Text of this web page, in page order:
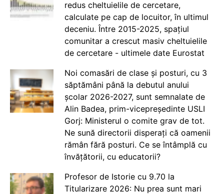
redus cheltuielile de cercetare,
calculate pe cap de locuitor, în ultimul
deceniu. Între 2015-2025, spațiul
comunitar a crescut masiv cheltuielile
de cercetare - ultimele date Eurostat
Noi comasări de clase și posturi, cu 3
săptămâni până la debutul anului
școlar 2026-2027, sunt semnalate de
Alin Badea, prim-vicepreședinte USLI
Gorj: Ministerul o comite grav de tot.
Ne sună directorii disperați că oamenii
rămân fără posturi. Ce se întâmplă cu
învățătorii, cu educatorii?
Profesor de Istorie cu 9.70 la
Titularizare 2026: Nu prea sunt mari